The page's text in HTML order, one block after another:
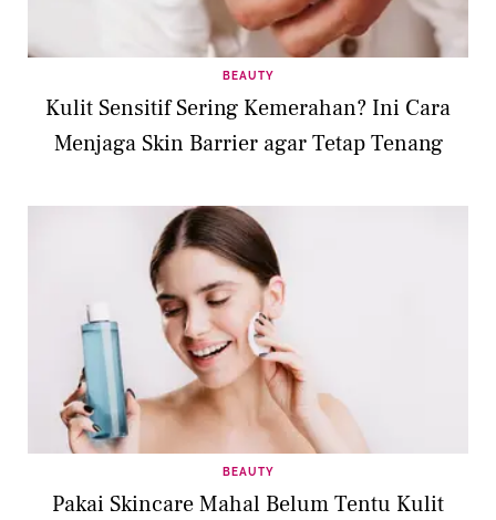
BEAUTY
Kulit Sensitif Sering Kemerahan? Ini Cara
Menjaga Skin Barrier agar Tetap Tenang
BEAUTY
Pakai Skincare Mahal Belum Tentu Kulit